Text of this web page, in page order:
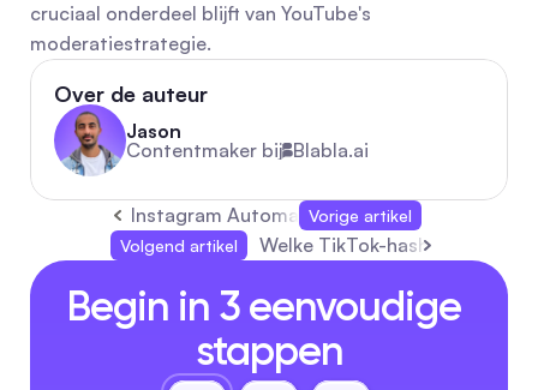
cruciaal onderdeel blijft van YouTube's
moderatiestrategie.
Over de auteur
Jason
Contentmaker bij Blabla.ai
Instagram Automatisch Antwoorden:
Vorige artikel
Volgend artikel
Welke TikTok-hashtags zijn
Begin in 3 eenvoudige
stappen